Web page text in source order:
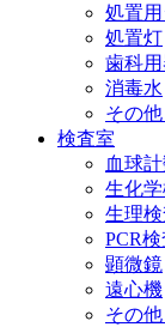
処置
処置灯
歯科
消毒水
その
検査室
血球
生化
生理
PCR
顕微鏡
遠心機
その